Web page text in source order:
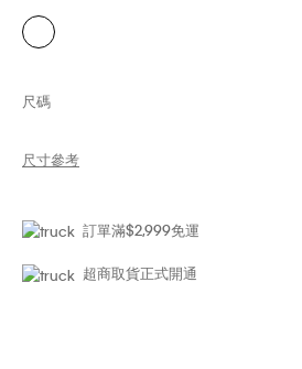
尺碼
尺寸參考
訂單滿$2,999免運
超商取貨正式開通